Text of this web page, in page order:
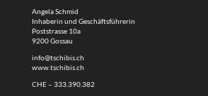
Angela Schmid
Inhaberin und Geschäftsführerin
Poststrasse 10a
9200 Gossau
info@tschibis.ch
www.tschibis.ch
CHE – 333.390.382